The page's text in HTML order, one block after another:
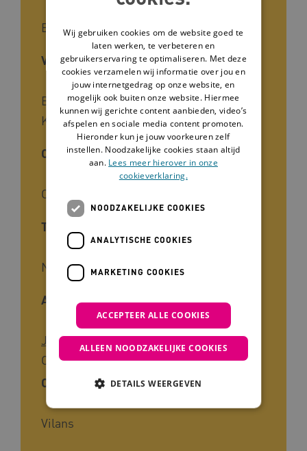
E-book
Voor wie
Begeleiders, Beleidsmedewerkers,
Kwaliteits­verpleegkundigen
Cliëntgroep
Ouderen, Mensen met een beperking
Taal
Nederlands
Auteur
Jeroen SchumacherAnne-Mieke Den
Ouden, Jeroen Schumacher
Ontwikkelaar
Vilans
Wij gebruiken cookies om de website goed te
laten werken, te verbeteren en
gebruikerservaring te optimaliseren. Met deze
cookies verzamelen wij informatie over jou en
jouw internetgedrag op onze website, en
mogelijk ook buiten onze website. Hiermee
kunnen wij gerichte content aanbieden, video’s
afspelen en sociale media content promoten.
Hieronder kun je jouw voorkeuren zelf
instellen. Noodzakelijke cookies staan altijd
aan. Lees meer hierover in onze
cookieverklaring.
NOODZAKELIJKE COOKIES
ANALYTISCHE COOKIES
MARKETING COOKIES
ACCEPTEER ALLE COOKIES
ALLEEN NOODZAKELIJKE COOKIES
DETAILS WEERGEVEN